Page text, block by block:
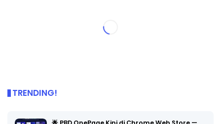
TRENDING!